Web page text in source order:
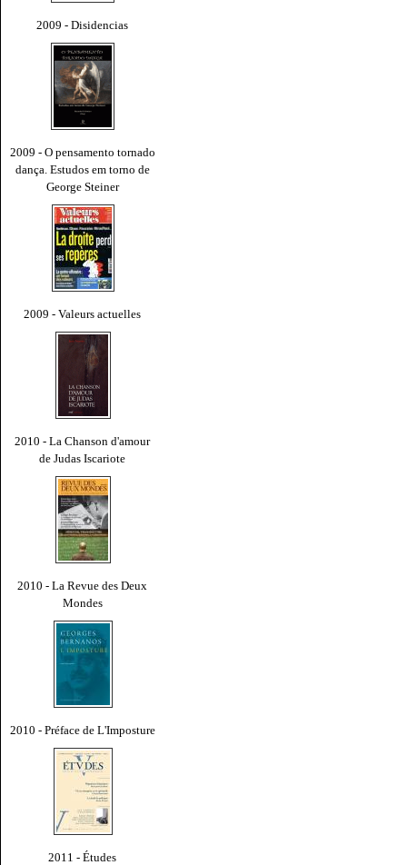
2009 - Disidencias
2009 - O pensamento tornado
dança. Estudos em torno de
George Steiner
2009 - Valeurs actuelles
2010 - La Chanson d'amour
de Judas Iscariote
2010 - La Revue des Deux
Mondes
2010 - Préface de L'Imposture
2011 - Études